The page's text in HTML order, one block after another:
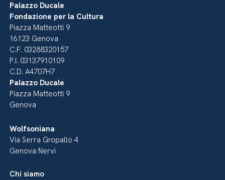
Palazzo Ducale
Fondazione per la Cultura
Piazza Matteotti 9
16123 Genova
C.F. 03288320157
P.I. 03137910109
C.D. A4707H7
Palazzo Ducale
Piazza Matteotti 9
Genova
Wolfsoniana
Via Serra Gropallo 4
Genova Nervi
Chi siamo